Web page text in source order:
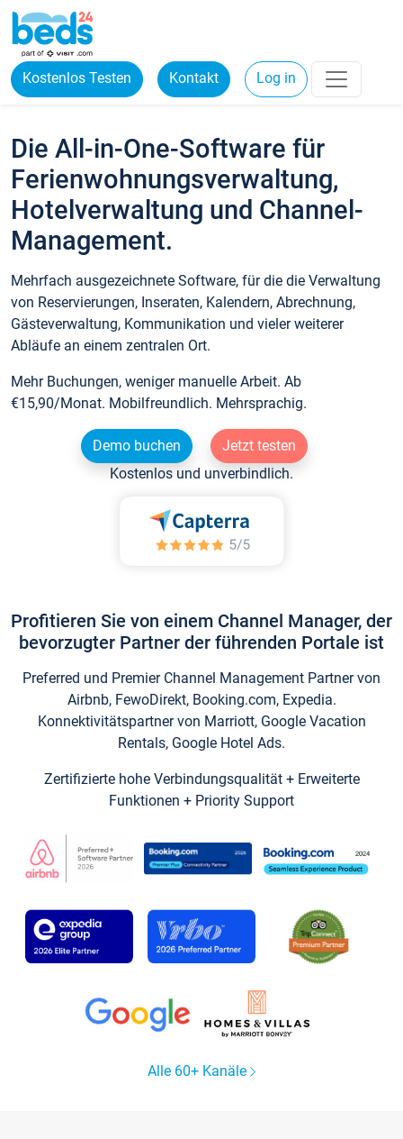
Kostenlos Testen Kontakt Log in
Die All-in-One-Software für
Ferienwohnungsverwaltung,
Hotelverwaltung und Channel-
Management.
Mehrfach ausgezeichnete Software, für die die Verwaltung
von Reservierungen, Inseraten, Kalendern, Abrechnung,
Gästeverwaltung, Kommunikation und vieler weiterer
Abläufe an einem zentralen Ort.
Mehr Buchungen, weniger manuelle Arbeit. Ab
€15,90/Monat. Mobilfreundlich. Mehrsprachig.
Demo buchen
Jetzt testen
Kostenlos und unverbindlich.
Profitieren Sie von einem Channel Manager, der
bevorzugter Partner der führenden Portale ist
Preferred und Premier Channel Management Partner von
Airbnb, FewoDirekt, Booking.com, Expedia.
Konnektivitätspartner von Marriott, Google Vacation
Rentals, Google Hotel Ads.
Zertifizierte hohe Verbindungsqualität + Erweiterte
Funktionen + Priority Support
Alle 60+ Kanäle